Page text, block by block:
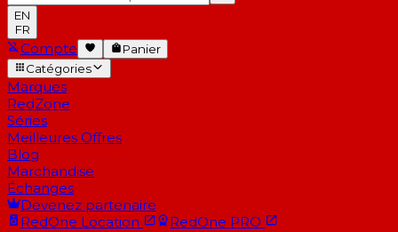
EN
FR
Compte
Panier
Catégories
Marques
RedZone
Séries
Meilleures Offres
Blog
Marchandise
Échanges
Devenez partenaire
RedOne Location RedOne PRO